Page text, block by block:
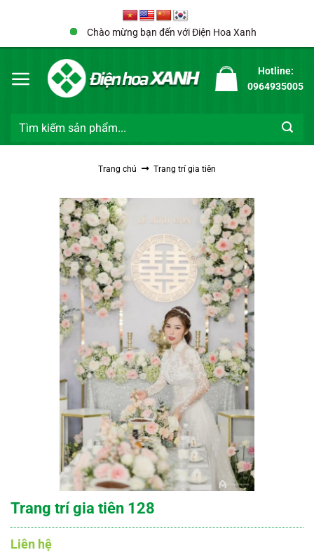
Chào mừng bạn đến với Điện Hoa Xanh
Hotline:
0964935005
Tìm
Trang chủ Trang trí gia tiên
Trang trí gia tiên 128
Liên hệ